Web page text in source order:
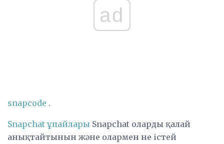
ad
snapcode .
Snapchat ұпайлары Snapchat оларды қалай
анықтайтынын және олармен не істей